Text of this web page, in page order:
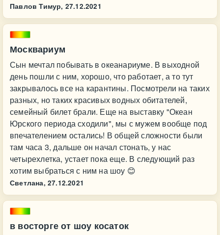
Павлов Тимур, 27.12.2021
Москвариум
Сын мечтал побывать в океанариуме. В выходной
день пошли с ним, хорошо, что работает, а то тут
закрывалось все на карантины. Посмотрели на таких
разных, но таких красивых водных обитателей,
семейный билет брали. Еще на выставку "Океан
Юрского периода сходили", мы с мужем вообще под
впечателением остались! В общей сложности были
там часа 3, дальше он начал стонать, у нас
четырехлетка, устает пока еще. В следующий раз
хотим выбраться с ним на шоу 😊
Светлана, 27.12.2021
в восторге от шоу косаток